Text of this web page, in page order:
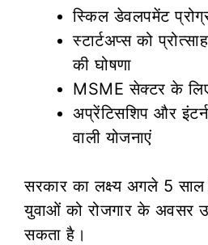
स्किल डेवलपमेंट
स्टार्टअप्स को
की घोषणा
MSME सेक्टर के
अप्रेंटिसशिप और
वाली योजनाएं
सरकार का लक्ष्य अगले 5
युवाओं को रोजगार के अवसर
सकता है।